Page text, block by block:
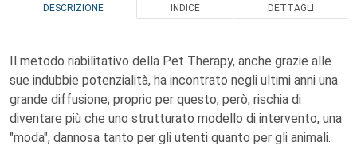
DESCRIZIONE INDICE DETTAGLI
Il metodo riabilitativo della Pet Therapy, anche grazie alle
sue indubbie potenzialità, ha incontrato negli ultimi anni una
grande diffusione; proprio per questo, però, rischia di
diventare più che uno strutturato modello di intervento, una
"moda", dannosa tanto per gli utenti quanto per gli animali.